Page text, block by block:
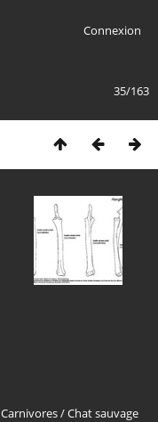
Connexion
35/163
Carnivores/Chat sauvage